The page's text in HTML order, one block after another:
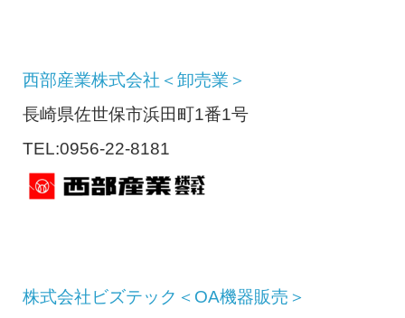
西部産業株式会社＜卸売業＞
長崎県佐世保市浜田町1番1号
TEL:0956-22-8181
株式会社ビズテック＜OA機器販売＞